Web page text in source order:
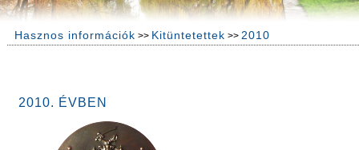
Hasznos információk >> Kitüntetettek >> 2010
2010. ÉVBEN